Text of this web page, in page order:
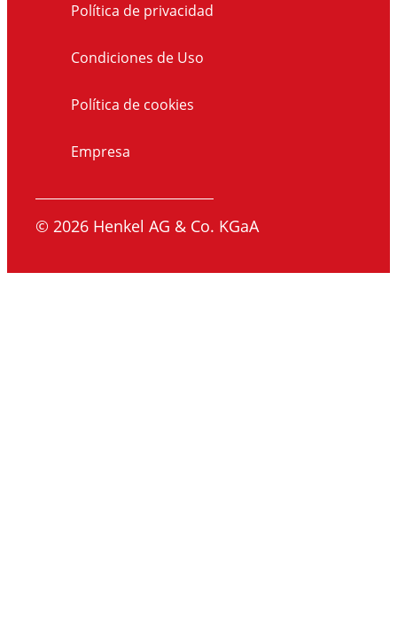
Política de privacidad
Condiciones de Uso
Política de cookies
Empresa
© 2026 Henkel AG & Co. KGaA